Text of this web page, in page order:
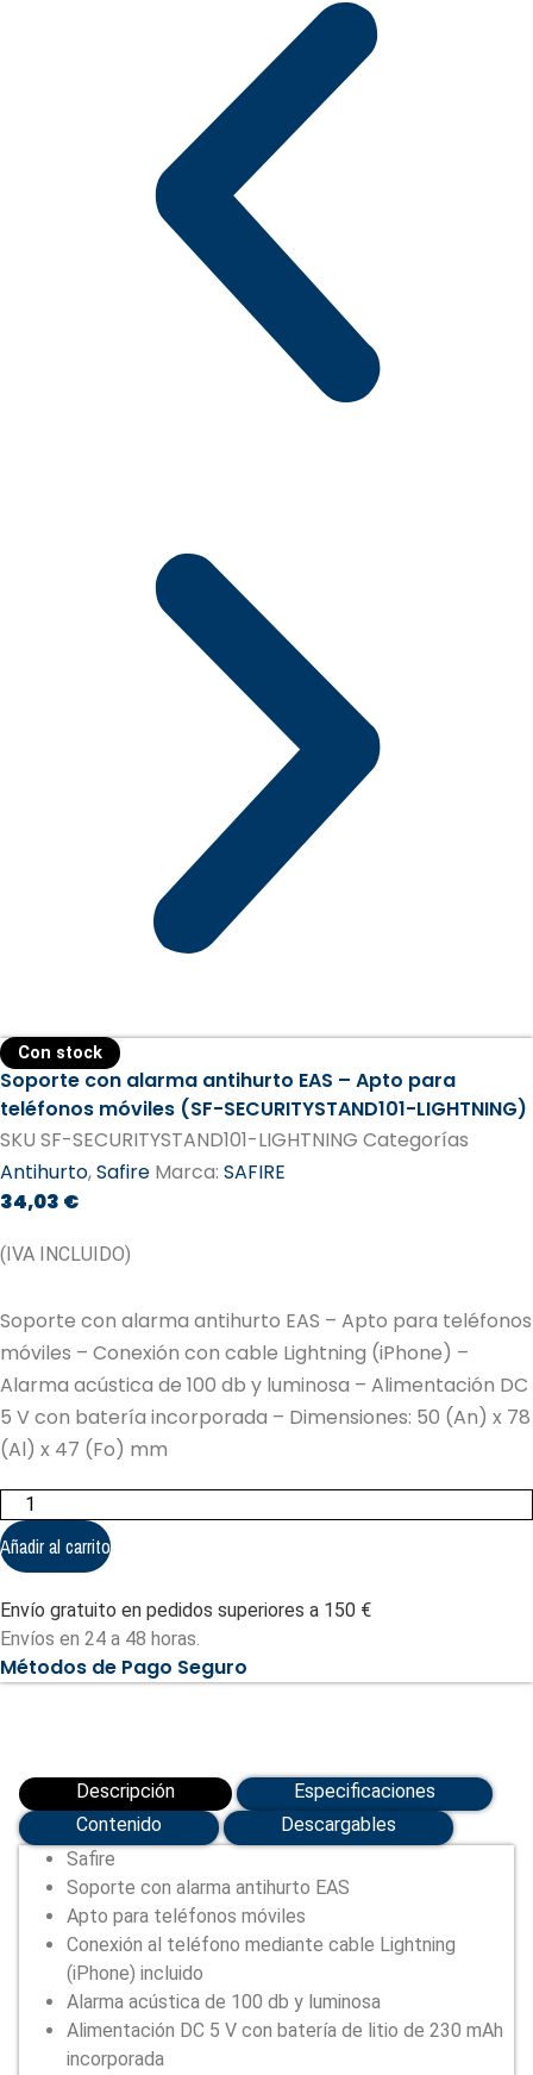
Con stock
Soporte con alarma antihurto EAS – Apto para
teléfonos móviles (SF-SECURITYSTAND101-LIGHTNING)
SKU SF-SECURITYSTAND101-LIGHTNING Categorías
Antihurto,Safire Marca: SAFIRE
34,03 €
(IVA INCLUIDO)
Soporte con alarma antihurto EAS – Apto para teléfonos
móviles – Conexión con cable Lightning (iPhone) –
Alarma acústica de 100 db y luminosa – Alimentación DC
5 V con batería incorporada – Dimensiones: 50 (An) x 78
(Al) x 47 (Fo) mm
Soporte
con
alarma
antihurto
EAS
Apto
para
teléfonos
móviles
(SF-
Añadir al carrito
Envío gratuito en pedidos superiores a 150 €
Envíos en 24 a 48 horas.
Métodos de Pago Seguro
Descripción
Especificaciones
Contenido
Descargables
Safire
Soporte con alarma antihurto EAS
Apto para teléfonos móviles
Conexión al teléfono mediante cable Lightning
(iPhone) incluido
Alarma acústica de 100 db y luminosa
Alimentación DC 5 V con batería de litio de 230 mAh
incorporada